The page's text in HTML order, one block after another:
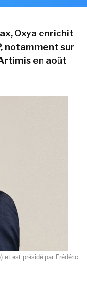
Oxya enrichit
notamment sur
en août
et est présidé par Frédéric